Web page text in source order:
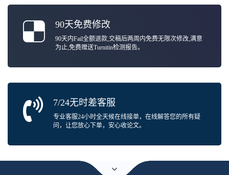
90天免费修改
90天内Fail全额退款,交稿后两周内免费无限次修改,满意
为止,免费赠送Turnitin检测报告。
7/24无时差客服
专业客服24小时全天候在线接单，在线解答您的所有疑
问，让您放心下单，安心收论文。